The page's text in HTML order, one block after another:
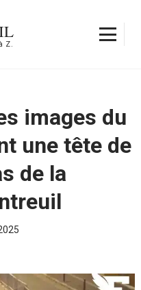
Z.
images du
une tête de
de la